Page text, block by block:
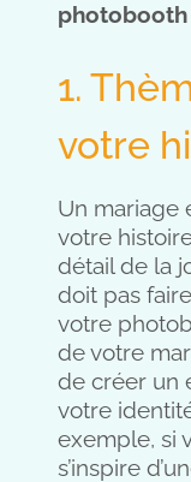
photobooth
1.
votre
Un mariage
votre
détail de la
doit pas
votre
de votre
de créer un
votre
exemple, si
s’inspire